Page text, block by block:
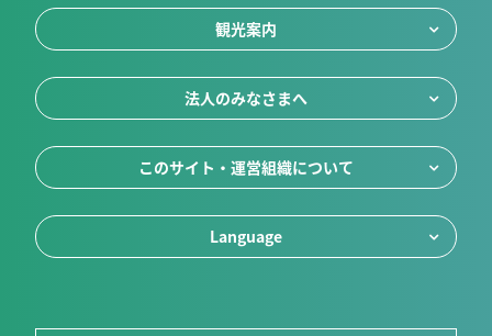
観光案内
法人のみなさまへ
このサイト・運営組織について
Language